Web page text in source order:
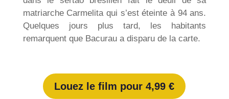
matriarche Carmelita qui s’est éteinte à 94 ans.
Quelques jours plus tard, les habitants
remarquent que Bacurau a disparu de la carte.
Louez le film pour 4,99 €